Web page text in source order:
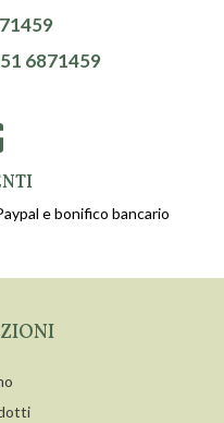
6871459
e bonifico bancario